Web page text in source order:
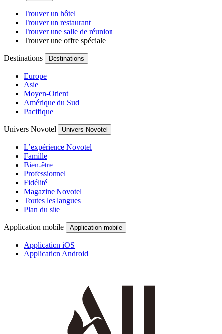
Trouver un hôtel
Trouver un restaurant
Trouver une salle de réunion
Trouver une offre spéciale
Destinations Destinations
Europe
Asie
Moyen-Orient
Amérique du Sud
Pacifique
Univers Novotel Univers Novotel
L’expérience Novotel
Famille
Bien-être
Professionnel
Fidélité
Magazine Novotel
Toutes les langues
Plan du site
Application mobile Application mobile
Application iOS
Application Android